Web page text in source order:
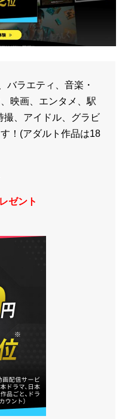
バラエティ、音楽・
映画、エンタメ、駅
撮、アイドル、グラビ
！(アダルト作品は18
ゼント